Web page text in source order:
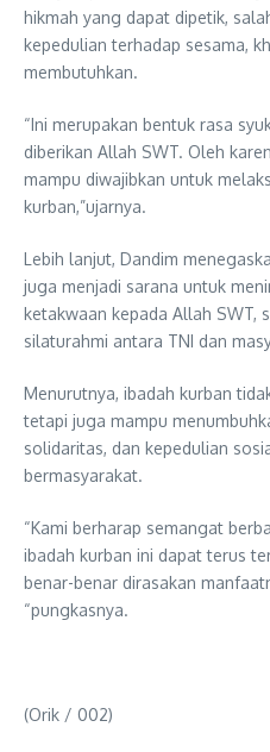
hikmah yang dapat dipetik,
kepedulian terhadap sesama,
membutuhkan.
“Ini merupakan bentuk rasa
diberikan Allah SWT. Oleh
mampu diwajibkan untuk
kurban,”ujarnya.
Lebih lanjut, Dandim
juga menjadi sarana untuk
ketakwaan kepada Allah SWT,
silaturahmi antara TNI dan
Menurutnya, ibadah kurban
tetapi juga mampu
solidaritas, dan kepedulian
bermasyarakat.
“Kami berharap semangat
ibadah kurban ini dapat terus
benar-benar dirasakan
“pungkasnya.
(Orik / 002)